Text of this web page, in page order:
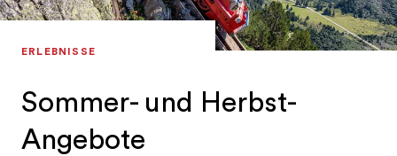
ERLEBNISSE
Sommer- und Herbst-
Angebote